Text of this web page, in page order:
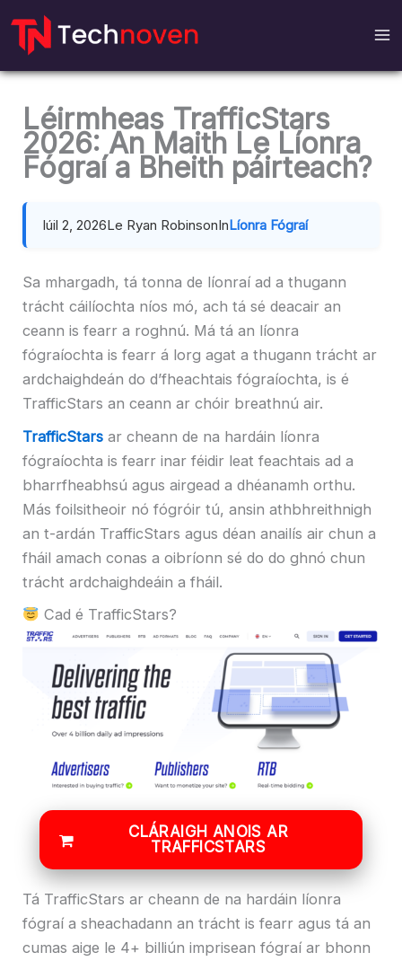
Scipeáil
chuig
ábhar
Léirmheas TrafficStars
2026: An Maith Le Líonra
Fógraí a Bheith páirteach?
Iúil 2, 2026Le Ryan RobinsonInLíonra Fógraí
Sa mhargadh, tá tonna de líonraí ad a thugann
trácht cáilíochta níos mó, ach tá sé deacair an
ceann is fearr a roghnú. Má tá an líonra
fógraíochta is fearr á lorg agat a thugann trácht ar
ardchaighdeán do d’fheachtais fógraíochta, is é
TrafficStars an ceann ar chóir breathnú air.
TrafficStars ar cheann de na hardáin líonra
fógraíochta is fearr inar féidir leat feachtais ad a
bharrfheabhsú agus airgead a dhéanamh orthu.
Más foilsitheoir nó fógróir tú, ansin athbhreithnigh
an t-ardán TrafficStars agus déan anailís air chun a
fháil amach conas a oibríonn sé do do ghnó chun
trácht ardchaighdeáin a fháil.
Cad é TrafficStars?
CLÁRAIGH ANOIS AR
TRAFFICSTARS
Tá TrafficStars ar cheann de na hardáin líonra
fógraí a sheachadann an trácht is fearr agus tá an
cumas aige le 4+ billiún imprisean fógraí ar bhonn